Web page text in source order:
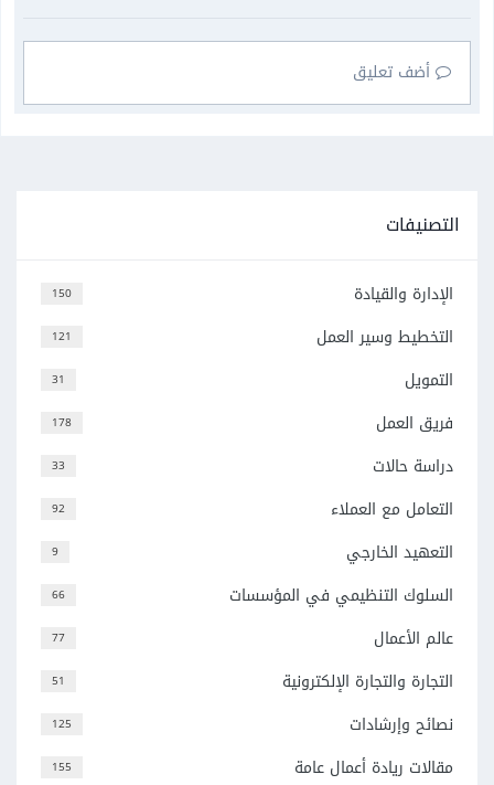
أضف تعليق
التصنيفات
150 الإدارة والقيادة
121 التخطيط وسير العمل
31 التمويل
178 فريق العمل
33 دراسة حالات
92 التعامل مع العملاء
9 التعهيد الخارجي
66 السلوك التنظيمي في المؤسسات
77 عالم الأعمال
51 التجارة والتجارة الإلكترونية
125 نصائح وإرشادات
155
مقالات ريادة أعمال عامة